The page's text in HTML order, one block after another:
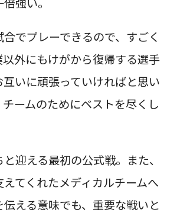
合でプレーできるので、すごく
外にもけがから復帰する選手
いに頑張っていければと思い
ームのためにベストを尽くし
迎える最初の公式戦。また、
てくれたメディカルチームへ
える意味でも、重要な戦いと